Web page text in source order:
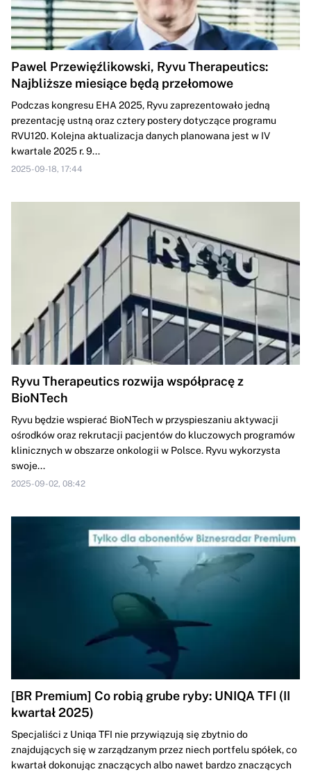
Pawel Przewięźlikowski, Ryvu Therapeutics:
Najbliższe miesiące będą przełomowe
Podczas kongresu EHA 2025, Ryvu zaprezentowało jedną
prezentację ustną oraz cztery postery dotyczące programu
RVU120. Kolejna aktualizacja danych planowana jest w IV
kwartale 2025 r. 9...
2025-09-18, 17:44
Ryvu Therapeutics rozwija współpracę z
BioNTech
Ryvu będzie wspierać BioNTech w przyspieszaniu aktywacji
ośrodków oraz rekrutacji pacjentów do kluczowych programów
klinicznych w obszarze onkologii w Polsce. Ryvu wykorzysta
swoje...
2025-09-02, 08:42
[BR Premium] Co robią grube ryby: UNIQA TFI (II
kwartał 2025)
Specjaliści z Uniqa TFI nie przywiązują się zbytnio do
znajdujących się w zarządzanym przez niech portfelu spółek, co
kwartał dokonując znaczących albo nawet bardzo znaczących